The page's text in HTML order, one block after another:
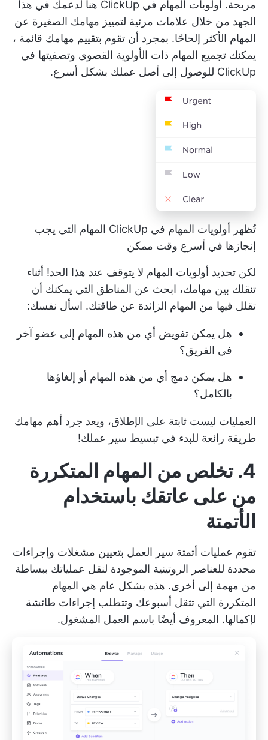
مريحة. أولويات المهام في ClickUp
هنا لدعمك في هذا
الجهد من خلال علامات مرئية لتمييز مهامك الصغيرة عن
المهام الأكثر إلحاحًا. بمجرد أن تقوم بتقييم مهامك قائمة ،
يمكنك تجميع المهام ذات الأولوية القصوى وتصفيتها في
ClickUp للوصول إلى أصل عملك بشكل أسرع.
تُظهر أولويات المهام في ClickUp المهام التي يجب
إنجازها في أسرع وقت ممكن
لكن تحديد أولويات المهام لا يتوقف عند هذا الحد! أثناء
تنقلك بين مهامك، ابحث عن المناطق التي يمكنك أن
تقلل فيها من المهام الزائدة عن طاقتك. اسأل نفسك:
هل يمكن تفويض أي من هذه المهام إلى عضو آخر
في الفريق؟
هل يمكن دمج أي من هذه المهام أو إلغاؤها
بالكامل؟
العمليات ليست ثابتة على الإطلاق، ويعد جرد أهم مهامك
طريقة رائعة للبدء في تبسيط سير عملك!
4. تخلص من المهام المتكررة
من على عاتقك باستخدام
الأتمتة
تقوم عمليات أتمتة سير العمل بتعيين مشغلات وإجراءات
محددة للعناصر الروتينية الموجودة لنقل عملياتك ببساطة
من مهمة إلى أخرى. هذه بشكل عام هي المهام
المتكررة التي تثقل أسبوعك وتتطلب إجراءات طائشة
لإكمالها. المعروف أيضًا باسم العمل المشغول.